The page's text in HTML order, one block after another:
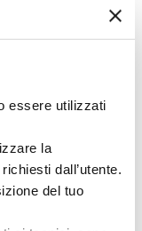
essere utilizzati
la
dall’utente.
del tuo